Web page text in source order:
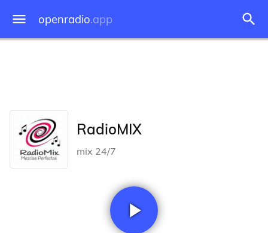
openradio.app
RadioMIX
mix 24/7